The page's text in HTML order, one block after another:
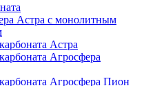
Астра с монолитным
Астра
Агросфера
Агросфера Пион